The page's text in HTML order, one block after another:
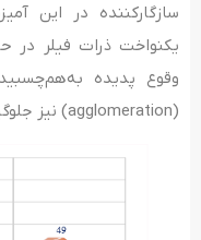
سازگارکننده­ در این
یکنواخت ذرات فیلر در
وقوع پدیده
(agglomeration) نیز جلوگیری به‌عمل می­‌آورد.